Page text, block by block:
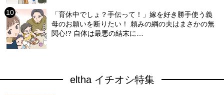
「育休中でしょ？手伝って！」嫁を好き勝手使う義
母のお願いを断りたい！ 頼みの綱の夫はまさかの無
関心!? 自体は最悪の結末に…
eltha イチオシ特集